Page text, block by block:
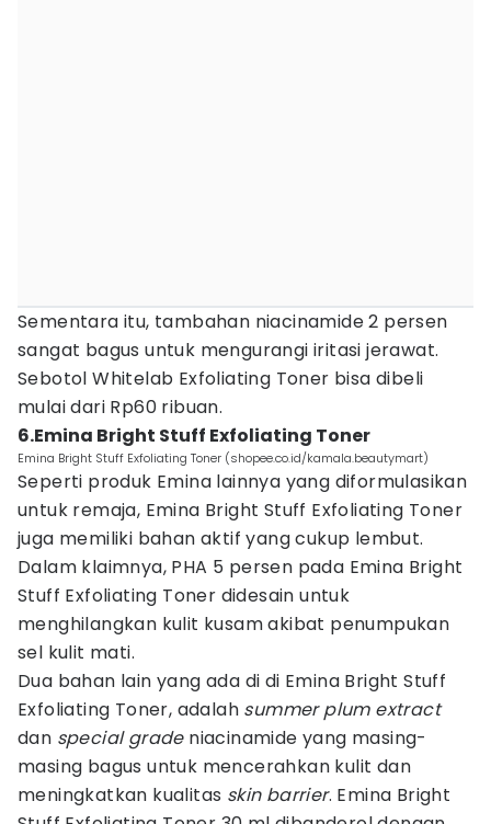
Sementara itu, tambahan niacinamide 2 persen
sangat bagus untuk mengurangi iritasi jerawat.
Sebotol Whitelab Exfoliating Toner bisa dibeli
mulai dari Rp60 ribuan.
6.Emina Bright Stuff Exfoliating Toner
Emina Bright Stuff Exfoliating Toner (shopee.co.id/kamala.beautymart)
Seperti produk Emina lainnya yang diformulasikan
untuk remaja, Emina Bright Stuff Exfoliating Toner
juga memiliki bahan aktif yang cukup lembut.
Dalam klaimnya, PHA 5 persen pada Emina Bright
Stuff Exfoliating Toner didesain untuk
menghilangkan kulit kusam akibat penumpukan
sel kulit mati.
Dua bahan lain yang ada di di Emina Bright Stuff
Exfoliating Toner, adalah summer plum extract
dan special gradeniacinamide yang masing-
masing bagus untuk mencerahkan kulit dan
meningkatkan kualitas skin barrier. Emina Bright